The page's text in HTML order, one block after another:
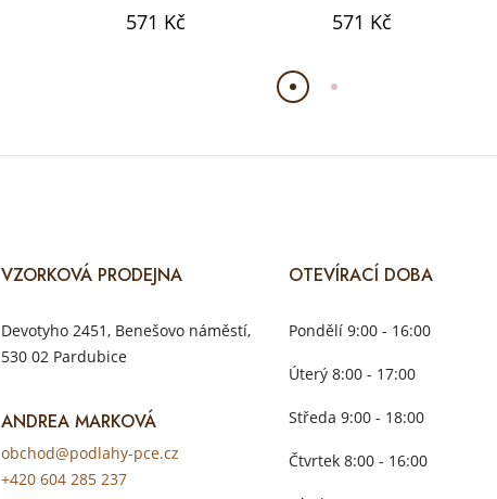
571 Kč 571 Kč
VZORKOVÁ PRODEJNA
Devotyho 2451, Benešovo náměstí,
530 02 Pardubice
ANDREA MARKOVÁ
obchod@podlahy-pce.cz
+420 604 285 237
OTEVÍRACÍ DOBA
Pondělí 9:00 - 16:00
Úterý 8:00 - 17:00
Středa 9:00 - 18:00
Čtvrtek 8:00 - 16:00